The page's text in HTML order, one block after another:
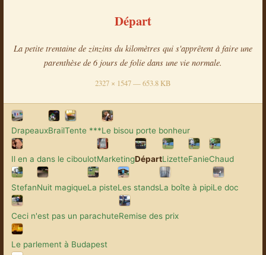
Départ
La petite trentaine de zinzins du kilomètres qui s'apprêtent à faire une
parenthèse de 6 jours de folie dans une vie normale.
2327 × 1547 — 653.8 KB
DrapeauxBrailTente ***Le bisou porte bonheur
Il en a dans le ciboulotMarketingDépartLizetteFanieChaud
StefanNuit magiqueLa pisteLes standsLa boîte à pipiLe doc
Ceci n'est pas un parachuteRemise des prix
Le parlement à Budapest